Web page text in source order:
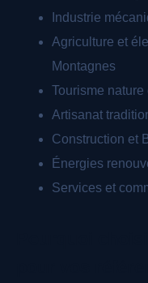
Industrie
Agriculture et
Montagnes
Tourisme
Artisanat
Construction et
Énergies
Services et